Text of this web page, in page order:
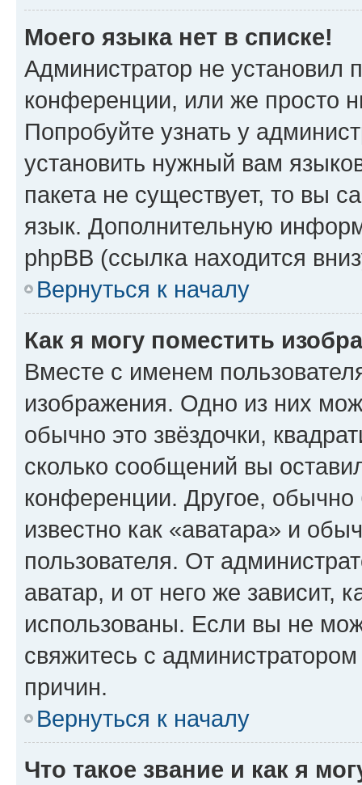
Моего языка нет в списке!
Администратор не установил
конференции, или же просто
Попробуйте узнать у
установить нужный вам
пакета не существует, то вы
язык. Дополнительную
phpBB (ссылка находится
Вернуться к началу
Как я могу поместить
Вместе с именем
изображения. Одно из них
обычно это звёздочки,
сколько сообщений вы
конференции. Другое,
известно как «аватара» и
пользователя. От
аватар, и от него же зависит,
использованы. Если вы не
свяжитесь с
причин.
Вернуться к началу
Что такое звание и как я